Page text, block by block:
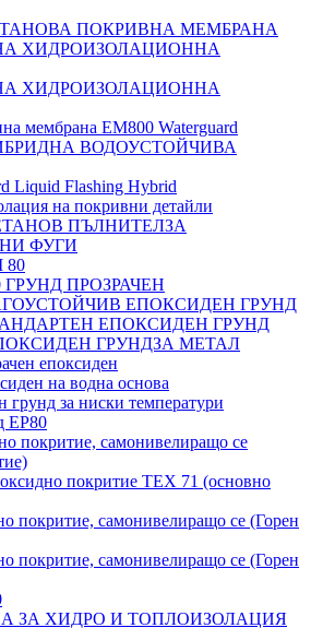
ПОКРИВНА МЕМБРАНА
ХИДРОИЗОЛАЦИОННА
ХИДРОИЗОЛАЦИОННА
мембрана EM800 Waterguard
ВОДОУСТОЙЧИВА
Liquid Flashing Hybrid
на покривни детайли
ПЪЛНИТЕЛЗА
ФУГИ
80
ГРУНД ПРОЗРАЧЕН
ЕПОКСИДЕН ГРУНД
ЕПОКСИДЕН ГРУНД
ГРУНДЗА МЕТАЛ
епоксиден
на водна основа
грунд за ниски температури
EP80
покритие, самонивелиращо се
покритие TEX 71 (основно
покритие, самонивелиращо се (Горен
покритие, самонивелиращо се (Горен
ЗА ХИДРО И ТОПЛОИЗОЛАЦИЯ